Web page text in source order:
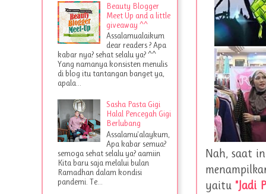
Nah, saat
yaitu "Jadi
Beauty Blogger
Meet Up and a little
giveaway ^^
Assalamualaikum
dear readers ? Apa
kabar nya? sehat selalu ya? ^^
Yang namanya konsisten menulis
di blog itu tantangan banget ya,
apala...
Sasha Pasta Gigi
Halal Pencegah Gigi
Berlubang
Assalamu'alaykum,
Apa kabar semua?
semoga sehat selalu ya? aamiin
Kita baru saja melalui bulan
Ramadhan dalam kondisi
pandemi. Te...